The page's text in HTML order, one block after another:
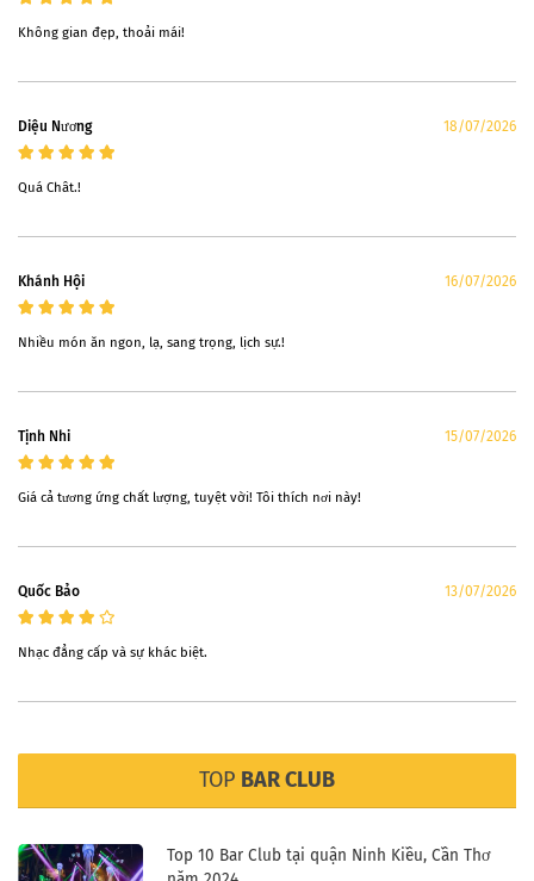
Không gian đẹp, thoải mái!
Diệu Nương 18/07/2026
Quá Chât.!
Khánh Hội 16/07/2026
Nhiều món ăn ngon, lạ, sang trọng, lịch sự.!
Tịnh Nhi 15/07/2026
Giá cả tương ứng chất lượng, tuyệt vời! Tôi thích nơi này!
Quốc Bảo 13/07/2026
Nhạc đẳng cấp và sự khác biệt.
TOP BAR CLUB
Top 10 Bar Club tại quận Ninh Kiều, Cần Thơ